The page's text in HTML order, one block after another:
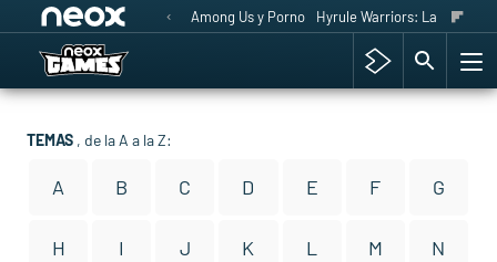
Among Us y Porno Hyrule Warriors: La Era del
TEMAS , de la A a la Z:
A B C D E F G
H I J K L M N